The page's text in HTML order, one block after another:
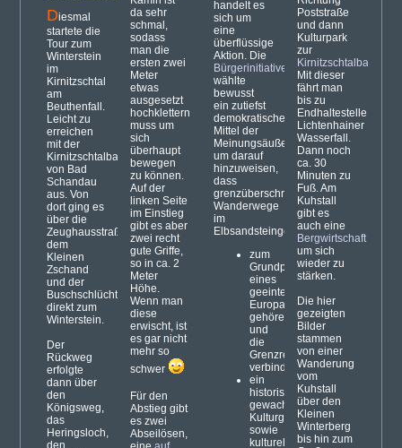
Diesmal
startete die
Tour zum
Winterstein
im
Kirnitzschtal
am
Beuthenfall.
Leicht zu
erreichen
mit der
Kirnitzschtalban
von Bad
Schandau
aus. Von
dort ging es
über die
Zeughausstraße,
dem
Kleinen
Zschand
und der
Buschschlüchte
direkt zum
Winterstein.
Der
Rückweg
erfolgte
dann über
den
Königsweg,
das
Heringsloch,
den
da sehr
schmal,
sodass
man die
ersten zwei
Meter
etwas
ausgesetzt
hochklettern
muss um
sich
überhaupt
bewegen
zu können.
Auf der
linken Seite
im Einstieg
gibt es aber
zwei recht
gute Griffe,
so in ca. 2
Meter
Höhe.
Wenn man
diese
erwischt, ist
es gar nicht
mehr so
schwer
Für den
Abstieg gibt
es zwei
Abseilösen,
handelt es
sich um
eine
überflüssige
Aktion. Die
Bürgerinitiative
wählte
bewusst
ein zutiefst
demokratisches
Mittel der
Meinungsäußerung,
um darauf
hinzuweisen,
dass
grenzüberschreitende
Wanderwege
im
Elbsandsteingebirge
zum
Grundprinzip
eines
geeinten
Europas
gehören
und
die
Grenzregion
verbinden.
ein
historisch
gewachsenes
Kulturgut
sowie
kulturelle
Poststraße
und dann
Kulturpark
zur
Kirnitzschtalbahn
Mit dieser
fährt man
bis zu
Endhaltestelle
Lichtenhainer
Wasserfall.
Dann noch
ca. 30
Minuten zu
Fuß. Am
Kuhstall
gibt es
auch eine
Bergwirtschaft
um sich
wieder zu
stärken.
Die hier
gezeigten
Bilder
stammen
von einer
Wanderung
vom
Kuhstall
über den
Kleinen
Winterberg
bis hin zum